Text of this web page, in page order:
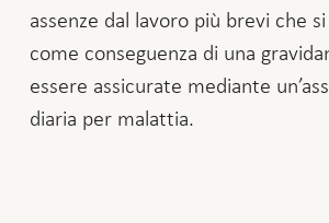
assenze dal lavoro più brevi che
come conseguenza di una
essere assicurate mediante
diaria per malattia.